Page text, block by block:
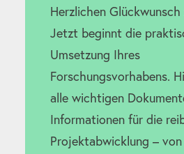
Herzlichen
Jetzt beginnt die
Umsetzung Ihres
Forschungsvorhabens.
alle wichtigen
Informationen für die
Projektabwicklung –